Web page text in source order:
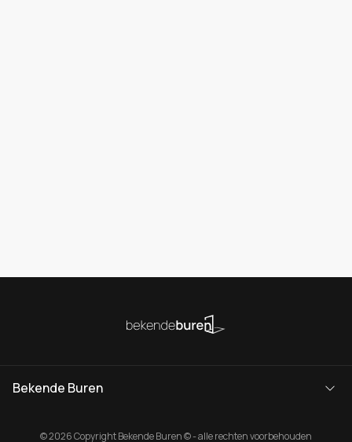
Bekende Buren
© 2026 Copyright Bekende Buren © - alle rechten voorbehouden